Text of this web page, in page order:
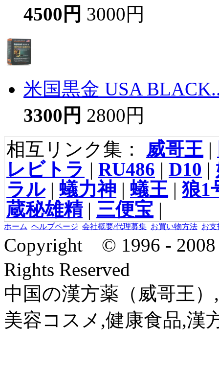
4500円 3000円
米国黒金 USA
3300円 2800円
相互リンク集： 威哥王|
レビトラ | RU486 | D10 |
ラル| 蟻力神 | 蟻王|狼1
蔵秘雄精| 三便宝 |
ホーム ヘルプページ 会社概要/代理募集 お買い物方法 お支
Copyright © 1996 -
Rights Reserved
中国の漢方薬（威哥王
美容コスメ,健康食品,漢